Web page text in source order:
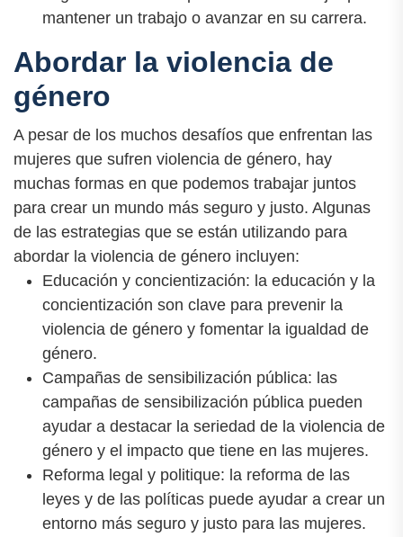
mantener un trabajo o avanzar en su carrera.
Abordar la violencia de
género
A pesar de los muchos desafíos que enfrentan las
mujeres que sufren violencia de género, hay
muchas formas en que podemos trabajar juntos
para crear un mundo más seguro y justo. Algunas
de las estrategias que se están utilizando para
abordar la violencia de género incluyen:
Educación y concientización: la educación y la
concientización son clave para prevenir la
violencia de género y fomentar la igualdad de
género.
Campañas de sensibilización pública: las
campañas de sensibilización pública pueden
ayudar a destacar la seriedad de la violencia de
género y el impacto que tiene en las mujeres.
Reforma legal y politique: la reforma de las
leyes y de las políticas puede ayudar a crear un
entorno más seguro y justo para las mujeres.